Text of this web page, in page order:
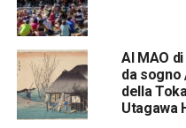
Al MAO
da sogno
della
Utagawa